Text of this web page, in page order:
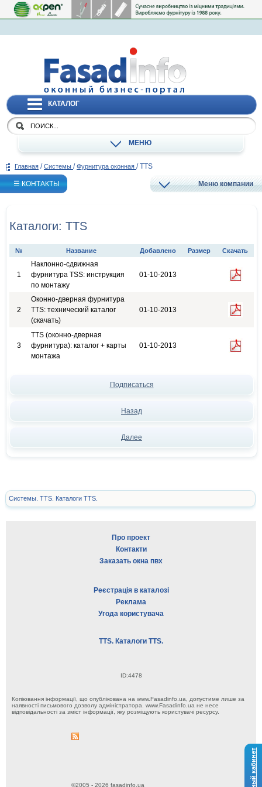
Личный кабинет
КАТАЛОГ
МЕНЮ
Главная / Системы / Фурнитура оконная / TTS
☰ КОНТАКТЫ Меню компании
Каталоги: TTS
№ Название Добавлено Размер Скачать
1
Наклонно-сдвижная
фурнитура TSS: инструкция
по монтажу
01-10-2013
2
Оконно-дверная фурнитура
TTS: технический каталог
(скачать)
01-10-2013
3
TTS (оконно-дверная
фурнитура): каталог + карты
монтажа
01-10-2013
Подписаться
Назад
Далее
Системы. TTS. Каталоги TTS.
Про проект
Контакти
Заказать окна пвх
Реєстрація в каталозі
Реклама
Угода користувача
TTS. Каталоги TTS.
ID:4478
Копіювання інформації, що опублікована на www.Fasadinfo.ua, допустиме лише за
наявності письмового дозволу адміністратора. www.Fasadinfo.ua не несе
відповідальності за зміст інформації, яку розміщують користувачі ресурсу.
©2005 - 2026 fasadinfo.ua